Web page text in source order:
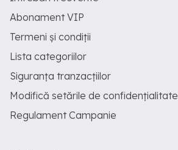
Abonament VIP
Termeni și condiții
Lista categoriilor
Siguranța tranzacțiilor
Modifică setările de confidențialitate
Regulament Campanie